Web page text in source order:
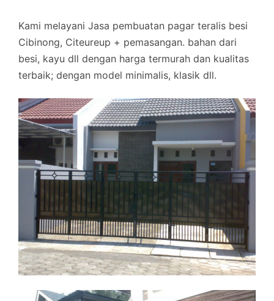
Kami melayani Jasa pembuatan pagar teralis besi
Cibinong, Citeureup + pemasangan. bahan dari
besi, kayu dll dengan harga termurah dan kualitas
terbaik; dengan model minimalis, klasik dll.